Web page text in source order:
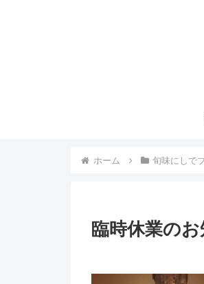
ホーム 旬味にしで
臨時休業の